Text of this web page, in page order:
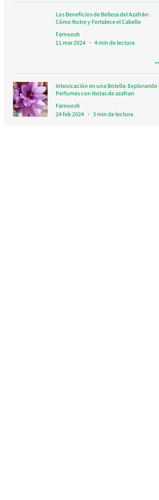
Los Beneficios de Belleza del Azafrán:
Cómo Nutre y Fortalece el Cabello
Farnoosh
11 mar 2024
4 min de lectura
Intoxicación en una Botella: Explorando
Perfumes con Notas de azafran
Farnoosh
24 feb 2024
3 min de lectura